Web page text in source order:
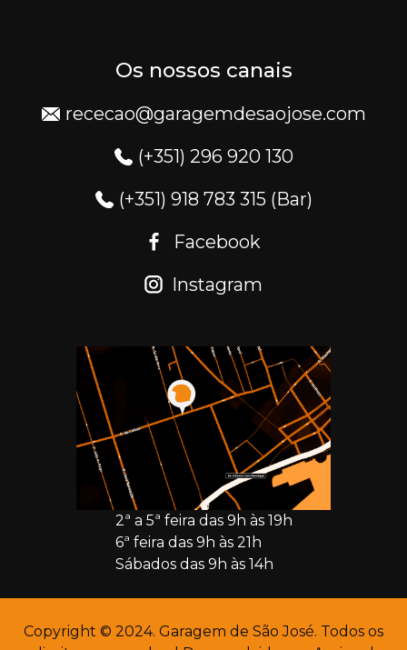
Os nossos canais
rececao@garagemdesaojose.com
(+351) 296 920 130
(+351) 918 783 315 (Bar)
Facebook
Instagram
2ª a 5ª feira das 9h às 19h
6ª feira das 9h às 21h
Sábados das 9h às 14h
Copyright © 2024. Garagem de São José. Todos os